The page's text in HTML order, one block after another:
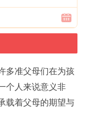
多准父母们在为孩
个人来说意义非
载着父母的期望与